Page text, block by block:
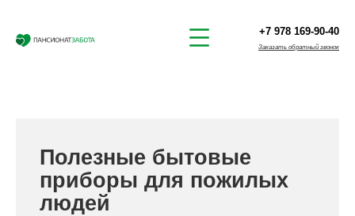
+7 978 169-90-40
Заказать обратный звонок
Полезные бытовые
приборы для пожилых
людей